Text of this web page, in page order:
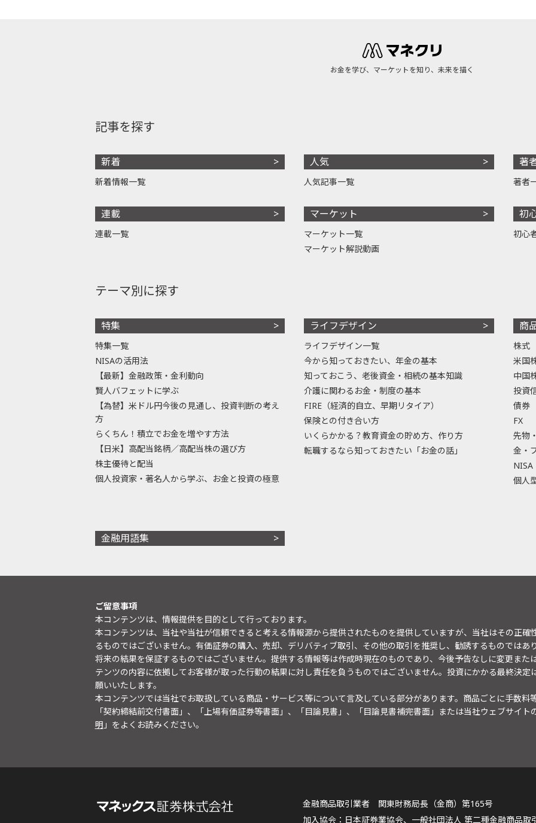
お金を学び、マーケットを知り、未来を描く
記事を探す
新着
新着情報一覧
連載
連載一覧
人気
人気記事一覧
マーケット
マーケット一覧
マーケット解説動画
著
著者
初
初心
テーマ別に探す
特集
特集一覧
NISAの活用法
【最新】金融政策・金利動向
賢人バフェットに学ぶ
【為替】米ドル円今後の見通し、投資判断の考え
方
らくちん！積立でお金を増やす方法
【日米】高配当銘柄／高配当株の選び方
株主優待と配当
個人投資家・著名人から学ぶ、お金と投資の極意
ライフデザイン
ライフデザイン一覧
今から知っておきたい、年金の基本
知っておこう、老後資金・相続の基本知識
介護に関わるお金・制度の基本
FIRE（経済的自立、早期リタイア）
保険との付き合い方
いくらかかる？教育資金の貯め方、作り方
転職するなら知っておきたい「お金の話」
商
株式
米国
中国
投資
債券
FX
先物
金・
NISA
個人
金融用語集
ご留意事項
本コンテンツは、情報提供を目的として行っております。
本コンテンツは、当社や当社が信頼できると考える情報源から提供されたものを提供していますが、当社はその正
るものではございません。有価証券の購入、売却、デリバティブ取引、その他の取引を推奨し、勧誘するものではあ
将来の結果を保証するものではございません。提供する情報等は作成時現在のものであり、今後予告なしに変更また
テンツの内容に依拠してお客様が取った行動の結果に対し責任を負うものではございません。投資にかかる最終決
願いいたします。
本コンテンツでは当社でお取扱している商品・サービス等について言及している部分があります。商品ごとに手数料
「契約締結前交付書面」、「上場有価証券等書面」、「目論見書」、「目論見書補完書面」または当社ウェブサイト
明 」をよくお読みください。
金融商品取引業者 関東財務局長（金商）第165号
日本証券業協会、一般社団法人 第二種金融商品取